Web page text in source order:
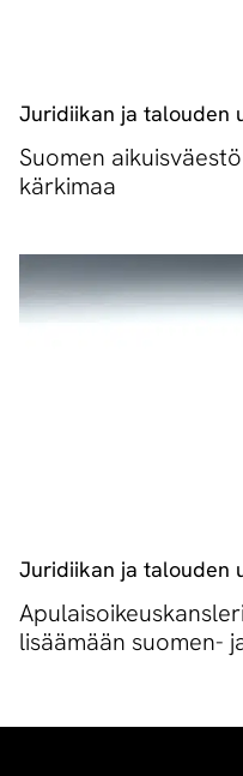
Juridiikan ja talouden
Suomen
kärkimaa
Juridiikan ja talouden
lisäämään suomen-